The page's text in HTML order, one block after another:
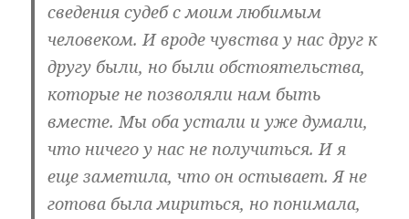
сведения судеб с моим любимым
человеком. И вроде чувства у нас друг к
другу были, но были обстоятельства,
которые не позволяли нам быть
вместе. Мы оба устали и уже думали,
что ничего у нас не получиться. И я
еще заметила, что он остывает. Я не
готова была мириться, но понимала,